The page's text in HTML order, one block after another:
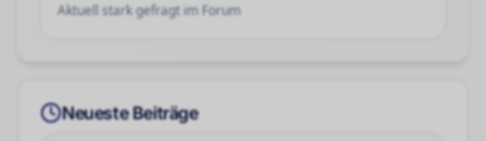
Aktuell stark gefragt im Forum
Neueste Beiträge